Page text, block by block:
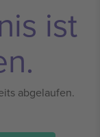
ist
abgelaufen.